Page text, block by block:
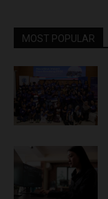
MOST POPULAR